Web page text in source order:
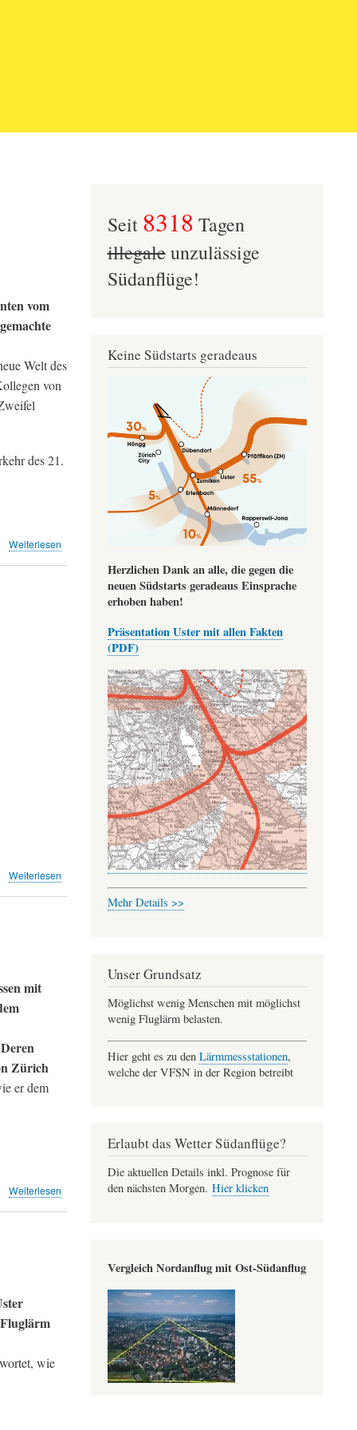
vom
Welt des
von
des 21.
Weiterlesen
Weiterlesen
mit
Deren
Zürich
er dem
Weiterlesen
Gegenwehr
wie
Seit 8318 Tagen
illegaleunzulässige
Südanflüge!
Keine Südstarts geradeaus
Herzlichen Dank an alle, die gegen die
neuen Südstarts geradeaus Einsprache
erhoben haben!
Präsentation Uster mit allen Fakten
(PDF)
Mehr Details >>
Unser Grundsatz
Möglichst wenig Menschen mit möglichst
wenig Fluglärm belasten.
Hier geht es zu den Lärmmessstationen,
welche der VFSN in der Region betreibt
Erlaubt das Wetter Südanflüge?
Die aktuellen Details inkl. Prognose für
den nächsten Morgen. Hier klicken
Vergleich Nordanflug mit Ost-Südanflug